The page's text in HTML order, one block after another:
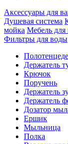
Аксессуары для
Душевая система
мойка Мебель для
Фильтры для воды
Держатель
Крючок
Поручень
Держатель
Держатель
Дозатор
Eршик
Мыльница
Полка